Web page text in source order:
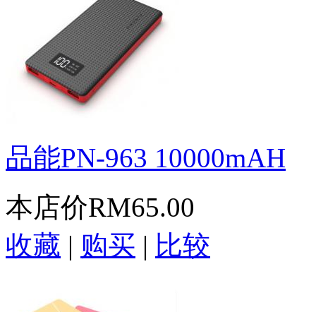
品能PN-963 10000mAH
本店价RM65.00
收藏 | 购买 | 比较